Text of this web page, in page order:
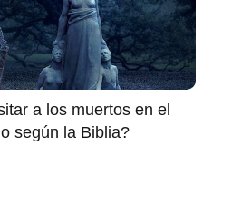
a los muertos en el
según la Biblia?